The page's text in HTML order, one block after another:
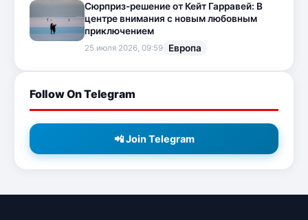
Сюрприз-решение от Кейт Гарравей: В
центре внимания с новым любовным
приключением
25 июля 2026, 09:59 Европа
Follow On Telegram
📲 Join Telegram